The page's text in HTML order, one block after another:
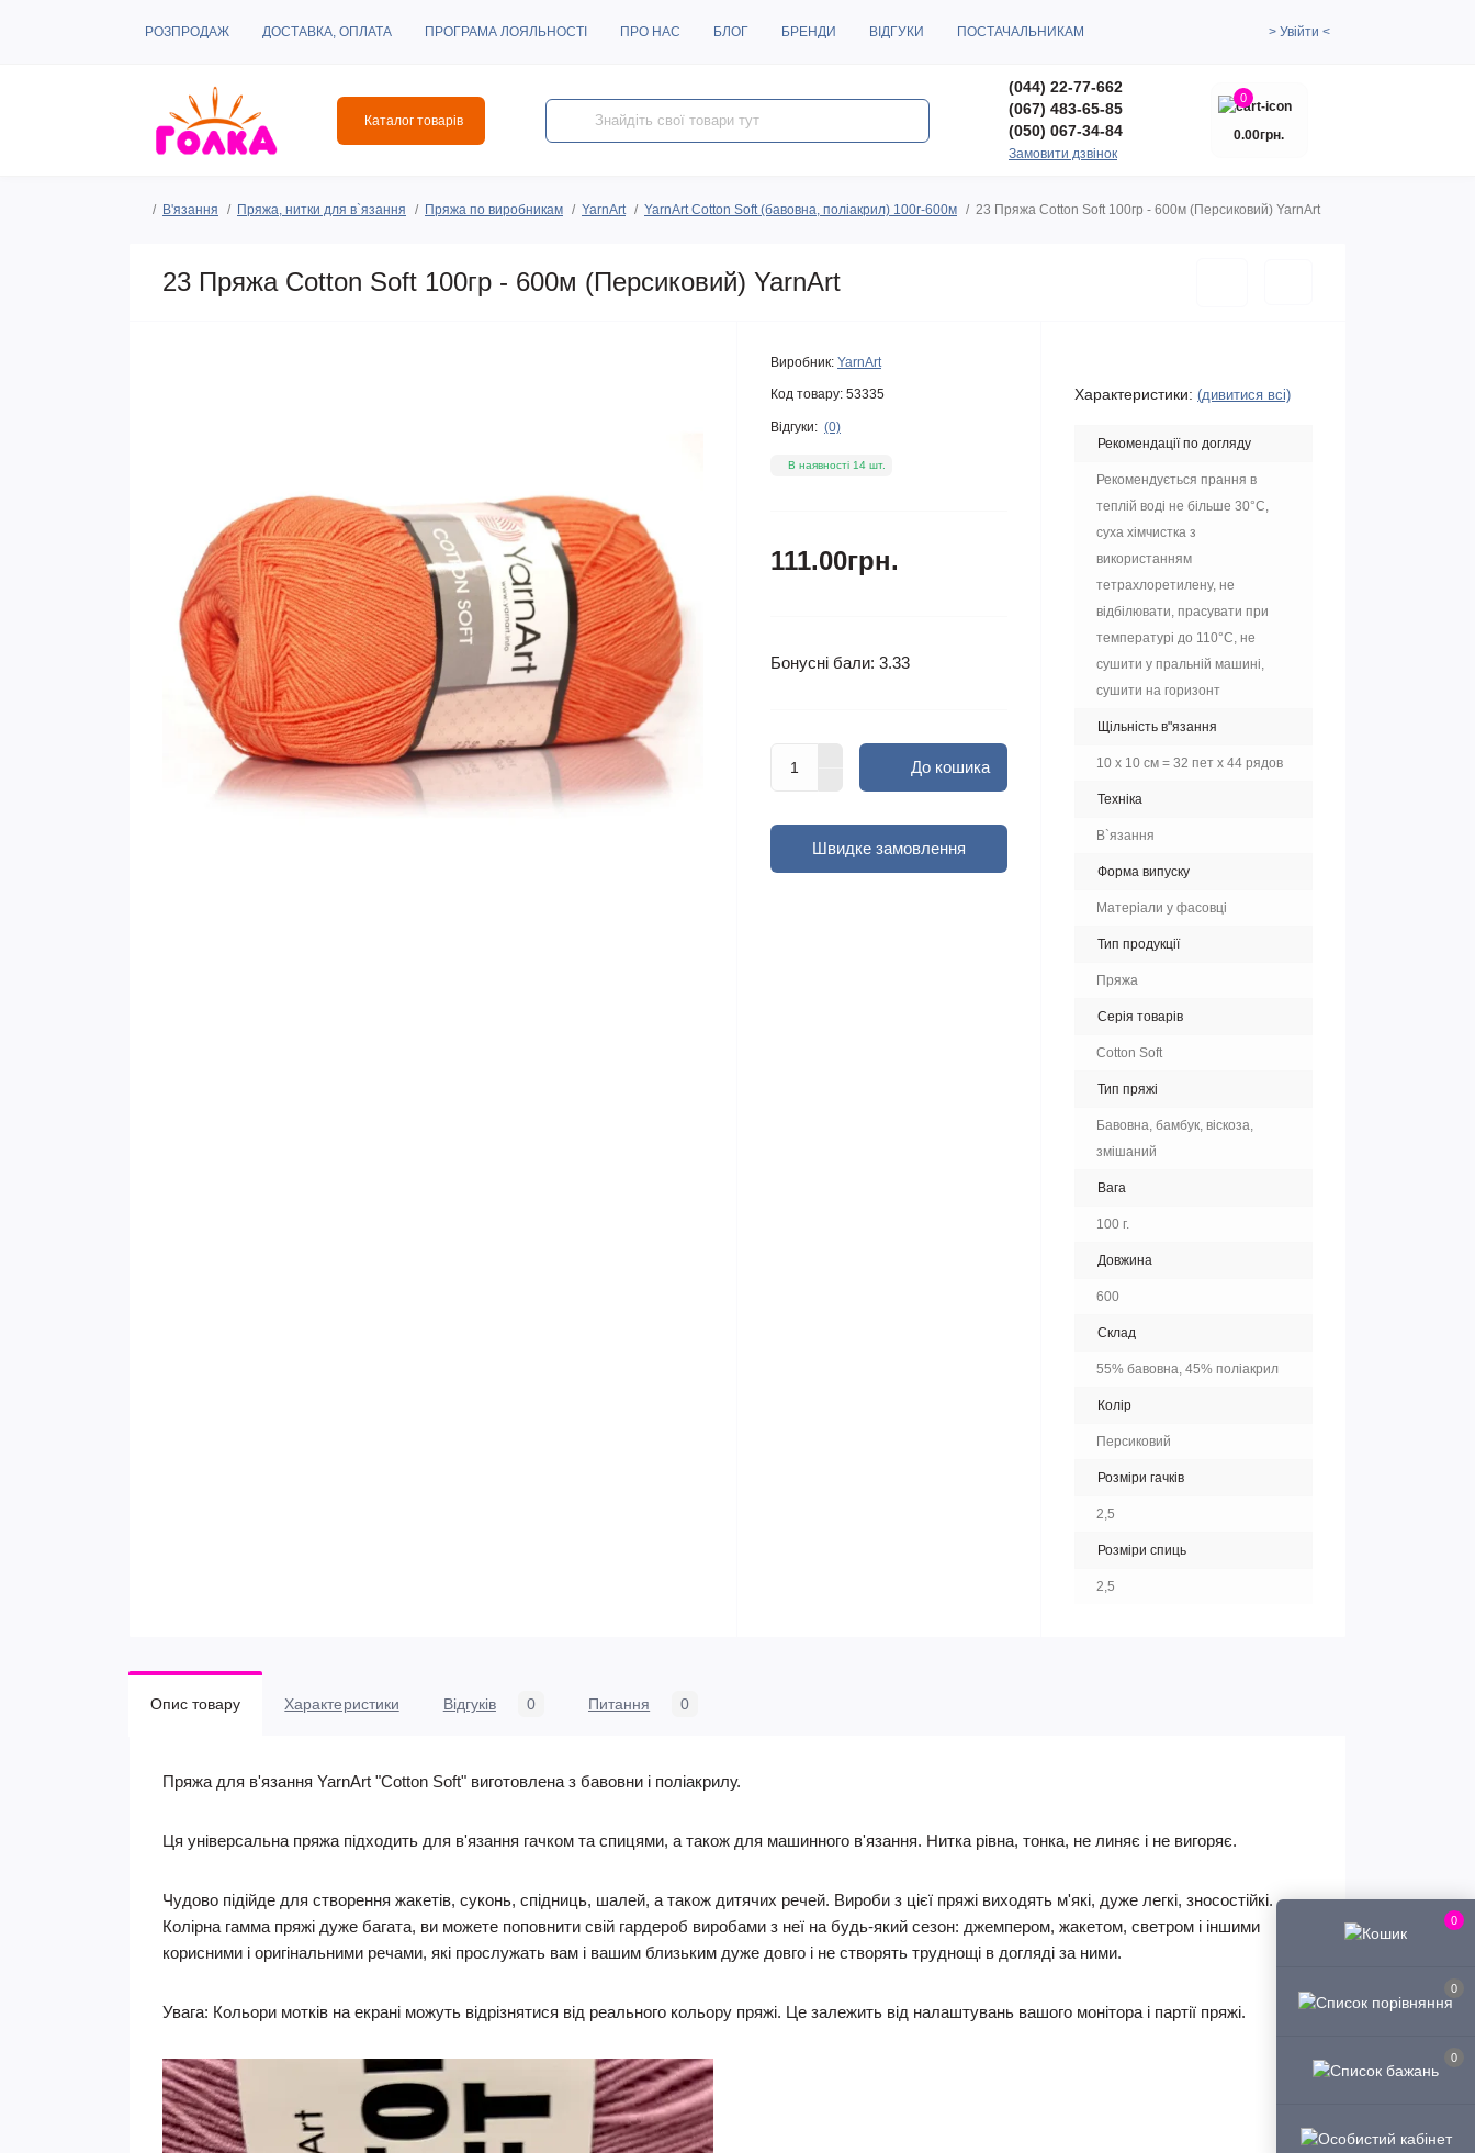
0
0
0
РОЗПРОДАЖ ДОСТАВКА, ОПЛАТА ПРОГРАМА ЛОЯЛЬНОСТІ ПРО НАС БЛОГ БРЕНДИ ВІДГУКИ ПОСТАЧАЛЬНИКАМ > Увійти <
Каталог товарів
(044) 22-77-662
(067) 483-65-85
(050) 067-34-84
Замовити дзвінок
0
0.00грн.
В'язання Пряжа, нитки для в`язання Пряжа по виробникам YarnArt YarnArt Cotton Soft (бавовна, поліакрил) 100г-600м 23 Пряжа Cotton Soft 100гр - 600м (Персиковий) YarnArt
23 Пряжа Cotton Soft 100гр - 600м (Персиковий) YarnArt
Виробник: YarnArt
Код товару: 53335
Відгуки: (0)
В наявності 14 шт.
111.00грн.
Бонусні бали: 3.33
До кошика
Швидке замовлення
Характеристики: (дивитися всі)
Рекомендації по догляду
Рекомендується прання в
теплій воді не більше 30°C,
суха хімчистка з
використанням
тетрахлоретилену, не
відбілювати, прасувати при
температурі до 110°C, не
сушити у пральній машині,
сушити на горизонт
Щільність в"язання
10 х 10 см = 32 пет х 44 рядов
Техніка
В`язання
Форма випуску
Матеріали у фасовці
Тип продукції
Пряжа
Серія товарів
Cotton Soft
Тип пряжі
Бавовна, бамбук, віскоза,
змішаний
Вага
100 г.
Довжина
600
Склад
55% бавовна, 45% поліакрил
Колір
Персиковий
Розміри гачків
2,5
Розміри спиць
2,5
Опис товару Характеристики Відгуків 0 Питання 0
Пряжа для в'язання YarnArt "Cotton Soft" виготовлена з бавовни і поліакрилу.
Ця універсальна пряжа підходить для в'язання гачком та спицями, а також для машинного в'язання. Нитка рівна, тонка, не линяє і не вигоряє.
Чудово підійде для створення жакетів, суконь, спідниць, шалей, а також дитячих речей. Вироби з цієї пряжі виходять м'які, дуже легкі, зносостійкі.
Колірна гамма пряжі дуже багата, ви можете поповнити свій гардероб виробами з неї на будь-який сезон: джемпером, жакетом, светром і іншими
корисними і оригінальними речами, які прослужать вам і вашим близьким дуже довго і не створять труднощі в догляді за ними.
Увага: Кольори мотків на екрані можуть відрізнятися від реального кольору пряжі. Це залежить від налаштувань вашого монітора і партії пряжі.